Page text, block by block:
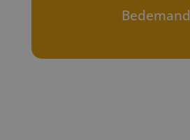
Bedemand